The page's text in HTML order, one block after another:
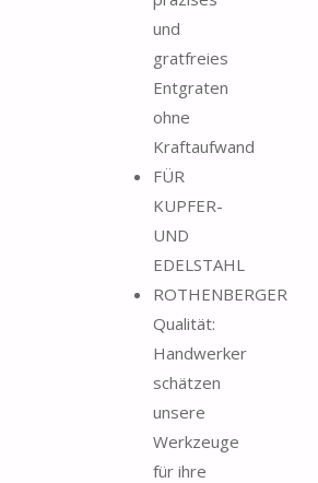
und
gratfreies
Entgraten
ohne
Kraftaufwand
FÜR
KUPFER-
UND
EDELSTAHL
ROTHENBERGER
Qualität:
Handwerker
schätzen
unsere
Werkzeuge
für ihre